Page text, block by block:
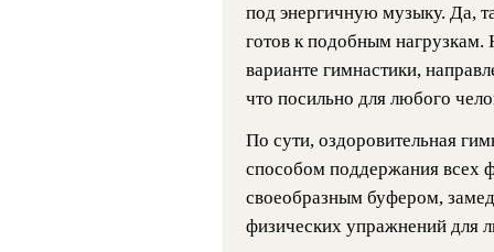
под энергичную музыку. Да,
готов к подобным
варианте гимнастики,
что посильно для любого
По сути, оздоровительная
способом поддержания всех
своеобразным буфером,
физических упражнений для